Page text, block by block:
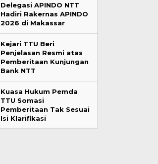
Delegasi APINDO NTT
Hadiri Rakernas APINDO
2026 di Makassar
Kejari TTU Beri
Penjelasan Resmi atas
Pemberitaan Kunjungan
Bank NTT
Kuasa Hukum Pemda
TTU Somasi
Pemberitaan Tak Sesuai
Isi Klarifikasi